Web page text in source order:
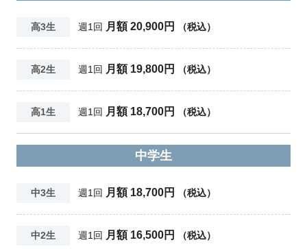
高3生 週1回 月額 20,900円 （税込）
高2生 週1回 月額 19,800円 （税込）
高1生 週1回 月額 18,700円 （税込）
中学生
中3生 週1回 月額 18,700円 （税込）
中2生 週1回 月額 16,500円 （税込）